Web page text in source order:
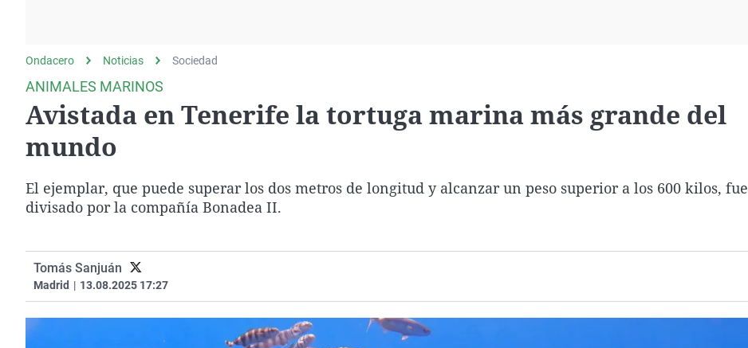
Como el perro y elEquipo de investigación
País Vasco
Ondacero Noticias Sociedad
ANIMALES MARINOS
Avistada en Tenerife la tortuga marina más grande del
mundo
El ejemplar, que puede superar los dos metros de longitud y alcanzar un peso superior a los 600 kilos, fue
divisado por la compañía Bonadea II.
Tomás Sanjuán
Madrid | 13.08.2025 17:27